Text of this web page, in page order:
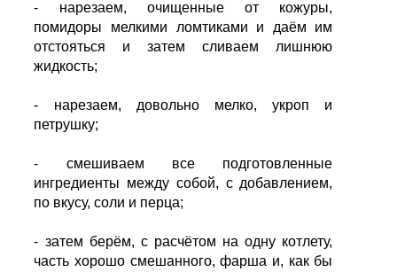
- нарезаем, очищенные от кожуры,
помидоры мелкими ломтиками и даём им
отстояться и затем сливаем лишнюю
жидкость;
- нарезаем, довольно мелко, укроп и
петрушку;
- смешиваем все подготовленные
ингредиенты между собой, с добавлением,
по вкусу, соли и перца;
- затем берём, с расчётом на одну котлету,
часть хорошо смешанного, фарша и, как бы